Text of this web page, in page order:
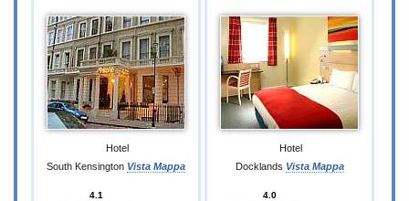
Hotel
South Kensington Vista Mappa
4.1
Hotel
Docklands Vista Mappa
4.0